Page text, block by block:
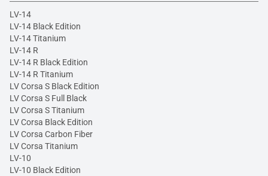
LV-14
LV-14 Black Edition
LV-14 Titanium
LV-14 R
LV-14 R Black Edition
LV-14 R Titanium
LV Corsa S Black Edition
LV Corsa S Full Black
LV Corsa S Titanium
LV Corsa Black Edition
LV Corsa Carbon Fiber
LV Corsa Titanium
LV-10
LV-10 Black Edition